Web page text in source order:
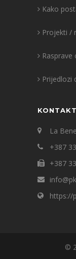
Kako
Projekti /
Prijedlozi
KONTAKT
La
+387
+387
https://
©